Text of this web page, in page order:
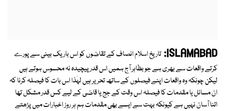
ISLAMABAD: تاریخ اسلام انصاف کے تقاضوں کو اس باریک بینی سے پورے
کرتے واقعات سے بھری ہے جو بظاہر آج ہمیں اس قدر پیچیدہ نہ محسوس ہوتے ہیں
لیکن چونکہ وہ واقعات اپنے فیصلوں کے ساتھ تحریر ہیں لہٰذا اس بات کا فیصلہ کرنا کہ
ان مسائل یا مقدمات کا فیصلہ اس وقت کے جج یا قاضی کے لیے کس قدر مشکل تھا
اتنا آسان نہیں ہے کیونکہ بہت سے ایسے بھی مقدمات ہم ہر روز اخبارات میں پڑھتے